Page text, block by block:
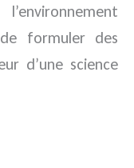
formuler des
d’une science